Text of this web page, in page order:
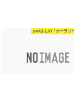
pariさんの「オーラソ